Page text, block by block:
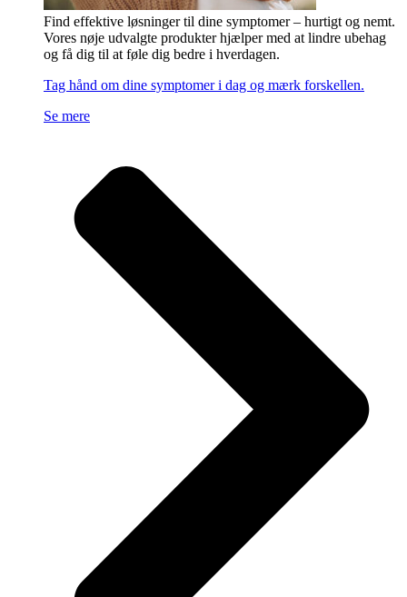
Find effektive løsninger til dine symptomer – hurtigt og nemt.
Vores nøje udvalgte produkter hjælper med at lindre ubehag
og få dig til at føle dig bedre i hverdagen.
Tag hånd om dine symptomer i dag og mærk forskellen.
Se mere